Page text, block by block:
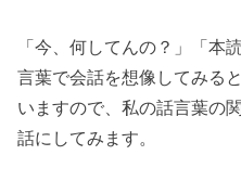
「今、何してんの？」「本
言葉で会話を想像してみる
いますので、私の話言葉の
話にしてみます。